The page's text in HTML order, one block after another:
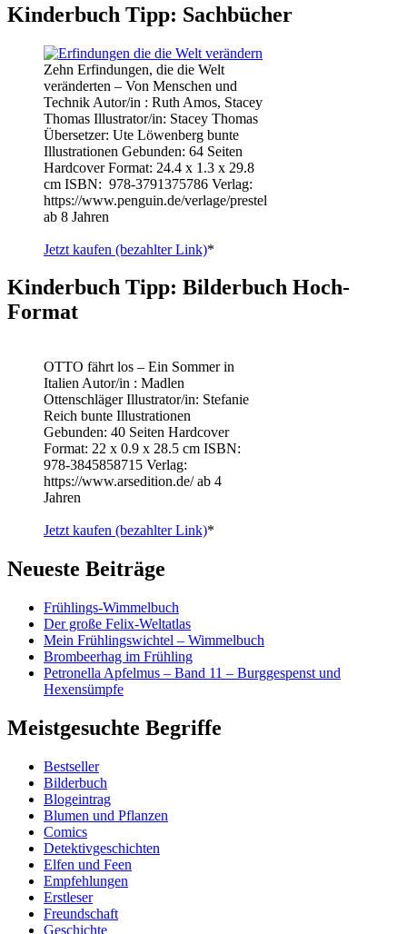
Kinderbuch Tipp: Sachbücher
Zehn Erfindungen, die die Welt
veränderten – Von Menschen und
Technik Autor/in : Ruth Amos, Stacey
Thomas Illustrator/in: Stacey Thomas
Übersetzer: Ute Löwenberg bunte
Illustrationen Gebunden: 64 Seiten
Hardcover Format: 24.4 x 1.3 x 29.8
cm ISBN: ‎ 978-3791375786 Verlag:
https://www.penguin.de/verlage/prestel
ab 8 Jahren
Jetzt kaufen (bezahlter Link)*
Kinderbuch Tipp: Bilderbuch Hoch-
Format
OTTO fährt los – Ein Sommer in
Italien Autor/in : Madlen
Ottenschläger Illustrator/in: Stefanie
Reich bunte Illustrationen
Gebunden: 40 Seiten Hardcover
Format: 22 x 0.9 x 28.5 cm ISBN: ‎
978-3845858715 Verlag:
https://www.arsedition.de/ ab 4
Jahren
Jetzt kaufen (bezahlter Link)*
Neueste Beiträge
Frühlings-Wimmelbuch
Der große Felix-Weltatlas
Mein Frühlingswichtel – Wimmelbuch
Brombeerhag im Frühling
Petronella Apfelmus – Band 11 – Burggespenst und
Hexensümpfe
Meistgesuchte Begriffe
Bestseller
Bilderbuch
Blogeintrag
Blumen und Pflanzen
Comics
Detektivgeschichten
Elfen und Feen
Empfehlungen
Erstleser
Freundschaft
Geschichte